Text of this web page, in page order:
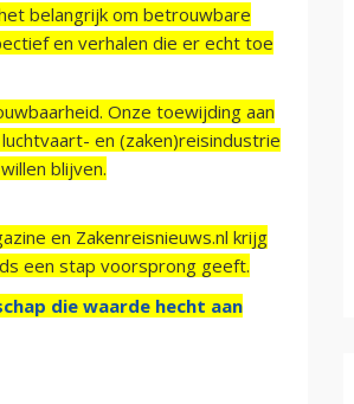
belangrijk om betrouwbare
en verhalen die er echt toe
Onze toewijding aan
en (zaken)reisindustrie
blijven.
en Zakenreisnieuws.nl krijg
een stap voorsprong geeft.
die waarde hecht aan